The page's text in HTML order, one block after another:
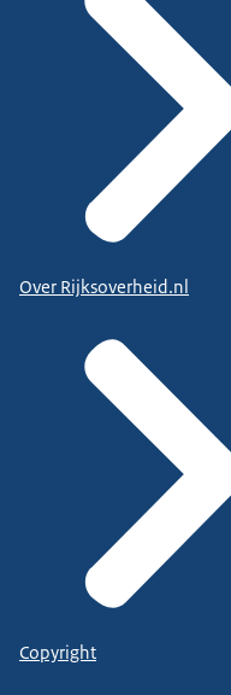
Over Rijksoverheid.nl
Copyright